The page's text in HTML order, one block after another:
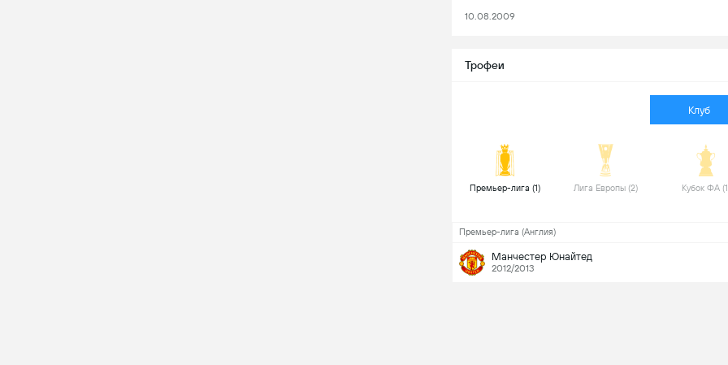
10.08.2009
Трофеи
Клуб
Премьер-лига (1) Лига Европы (2)
Премьер-лига (Англия)
Манчестер Юнайтед
2012/2013